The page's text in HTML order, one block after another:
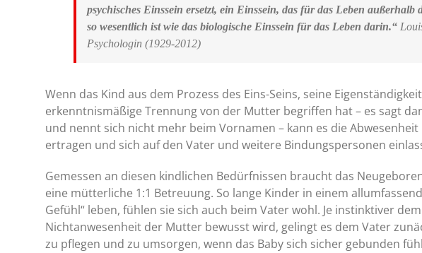
psychisches Einssein ersetzt, ein Einssein, das für das Leben außerhalb
so wesentlich ist wie das biologische Einssein für das Leben darin.“
Psychologin (1929-2012)
Wenn das Kind aus dem Prozess des Eins-Seins, seine
erkenntnismäßige Trennung von der Mutter begriffen hat – es sagt
und nennt sich nicht mehr beim Vornamen – kann es die
ertragen und sich auf den Vater und weitere Bindungspersonen
Gemessen an diesen kindlichen Bedürfnissen braucht das
eine mütterliche 1:1 Betreuung. So lange Kinder in einem
Gefühl“ leben, fühlen sie sich auch beim Vater wohl. Je instinktiver
Nichtanwesenheit der Mutter bewusst wird, gelingt es dem Vater
zu pflegen und zu umsorgen, wenn das Baby sich sicher gebunden